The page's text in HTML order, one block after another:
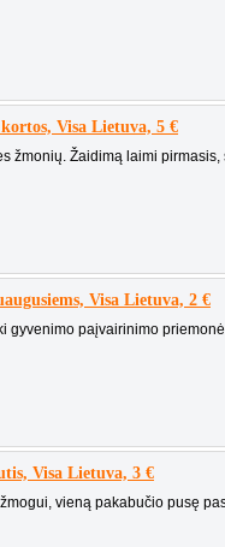
Visa Lietuva, 5 €
žmonių. Žaidimą laimi pirmasis,
Visa Lietuva, 2 €
gyvenimo paįvairinimo
Visa Lietuva, 3 €
vieną pakabučio pusę